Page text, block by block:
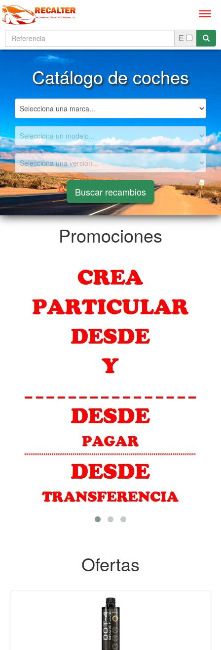
E
Catálogo de coches
Buscar recambios
Promociones
Ofertas